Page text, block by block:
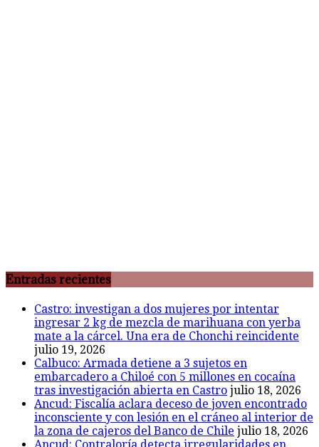
Entradas recientes
Castro: investigan a dos mujeres por intentar
ingresar 2 kg de mezcla de marihuana con yerba
mate a la cárcel. Una era de Chonchi reincidente
julio 19, 2026
Calbuco: Armada detiene a 3 sujetos en
embarcadero a Chiloé con 5 millones en cocaína
tras investigación abierta en Castro julio 18, 2026
Ancud: Fiscalía aclara deceso de joven encontrado
inconsciente y con lesión en el cráneo al interior de
la zona de cajeros del Banco de Chile julio 18, 2026